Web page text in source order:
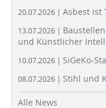
20.07.2026 | Asbest ist
13.07.2026 |
und Künstlicher
10.07.2026 | SiGeKo-
08.07.2026 | Stihl und
Alle News